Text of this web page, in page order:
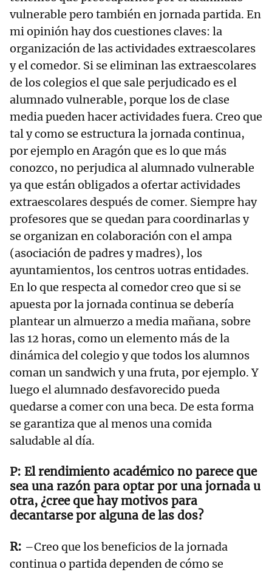
vulnerable pero también en jornada partida. En
mi opinión hay dos cuestiones claves: la
organización de las actividades extraescolares
y el comedor. Si se eliminan las extraescolares
de los colegios el que sale perjudicado es el
alumnado vulnerable, porque los de clase
media pueden hacer actividades fuera. Creo que
tal y como se estructura la jornada continua,
por ejemplo en Aragón que es lo que más
conozco, no perjudica al alumnado vulnerable
ya que están obligados a ofertar actividades
extraescolares después de comer. Siempre hay
profesores que se quedan para coordinarlas y
se organizan en colaboración con el ampa
(asociación de padres y madres), los
ayuntamientos, los centros uotras entidades.
En lo que respecta al comedor creo que si se
apuesta por la jornada continua se debería
plantear un almuerzo a media mañana, sobre
las 12 horas, como un elemento más de la
dinámica del colegio y que todos los alumnos
coman un sandwich y una fruta, por ejemplo. Y
luego el alumnado desfavorecido pueda
quedarse a comer con una beca. De esta forma
se garantiza que al menos una comida
saludable al día.
El rendimiento académico no parece que
sea una razón para optar por una jornada u
otra, ¿cree que hay motivos para
decantarse por alguna de las dos?
–Creo que los beneficios de la jornada
continua o partida dependen de cómo se